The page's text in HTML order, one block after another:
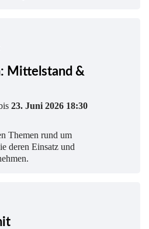
Mittelstand &
23. Juni 2026 18:30
Themen rund um
deren Einsatz und